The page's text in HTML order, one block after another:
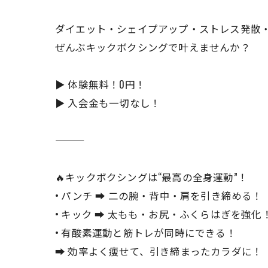
ダイエット・シェイプアップ・ストレス発散・
ぜんぶキックボクシングで叶えませんか？
▶ 体験無料！0円！
▶ 入会金も一切なし！
🔥キックボクシングは“最高の全身運動”！
• パンチ ➡ 二の腕・背中・肩を引き締める！
• キック ➡ 太もも・お尻・ふくらはぎを強化！
• 有酸素運動と筋トレが同時にできる！
➡ 効率よく痩せて、引き締まったカラダに！